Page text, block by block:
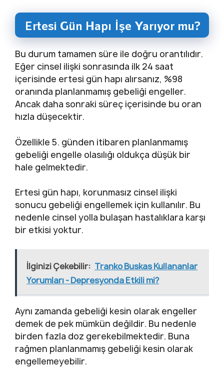
Ertesi Gün Hapı İşe Yarıyor mu?
Bu durum tamamen süre ile doğru orantılıdır.
Eğer cinsel ilişki sonrasında ilk 24 saat
içerisinde ertesi gün hapı alırsanız, %98
oranında planlanmamış gebeliği engeller.
Ancak daha sonraki süreç içerisinde bu oran
hızla düşecektir.
Özellikle 5. günden itibaren planlanmamış
gebeliği engelle olasılığı oldukça düşük bir
hale gelmektedir.
Ertesi gün hapı, korunmasız cinsel ilişki
sonucu gebeliği engellemek için kullanılır. Bu
nedenle cinsel yolla bulaşan hastalıklara karşı
bir etkisi yoktur.
İlginizi Çekebilir: Tranko Buskas Kullananlar
Yorumları - Depresyonda Etkili mi?
Aynı zamanda gebeliği kesin olarak engeller
demek de pek mümkün değildir. Bu nedenle
birden fazla doz gerekebilmektedir. Buna
rağmen planlanmamış gebeliği kesin olarak
engellemeyebilir.